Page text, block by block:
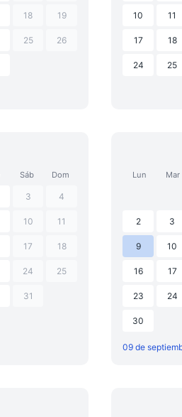
18 19
25 26
10 11
17 18
24 25
Sáb Dom
3 4
10 11
17 18
24 25
31
Lun Mar
2 3
9 10
16 17
23 24
30
09 de